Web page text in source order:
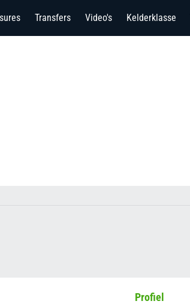
Transfers Video's Kelderklasse
Profiel